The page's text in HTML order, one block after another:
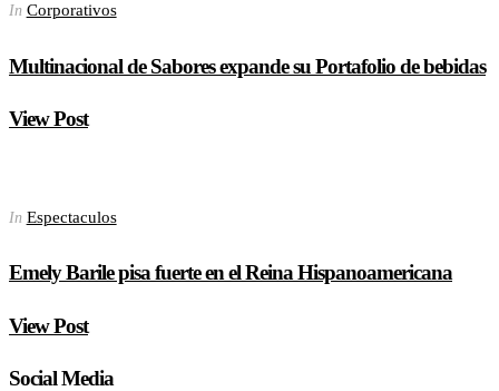
In Corporativos
Multinacional de Sabores expande su Portafolio de bebidas
View Post
In Espectaculos
Emely Barile pisa fuerte en el Reina Hispanoamericana
View Post
Social Media